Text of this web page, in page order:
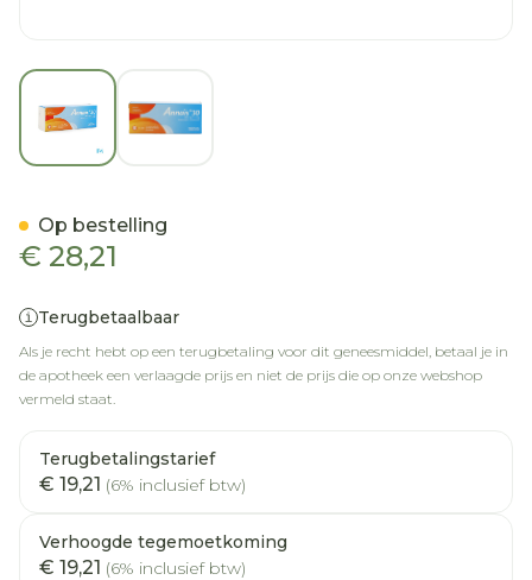
View larger image
€ 28,21
Terugbetaalbaar
Als je recht hebt op een terugbetaling voor dit geneesmiddel, betaal je in
de apotheek een verlaagde prijs en niet de prijs die op onze webshop
vermeld staat.
Terugbetalingstarief
€ 19,21 (6% inclusief btw)
Verhoogde tegemoetkoming
€ 19,21 (6% inclusief btw)
Op bestelling